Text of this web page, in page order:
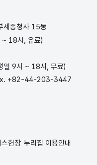
세종청사 15동
~ 18시, 유료)
일 9시 ~ 18시, 무료)
+82-44-203-3447
헌장 누리집 이용안내